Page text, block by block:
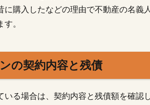
に購入したなどの理由で不動産の名
。
の契約内容と残債
いる場合は、契約内容と残債額を確認